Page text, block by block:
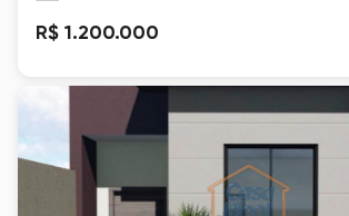
R$ 1.200.000